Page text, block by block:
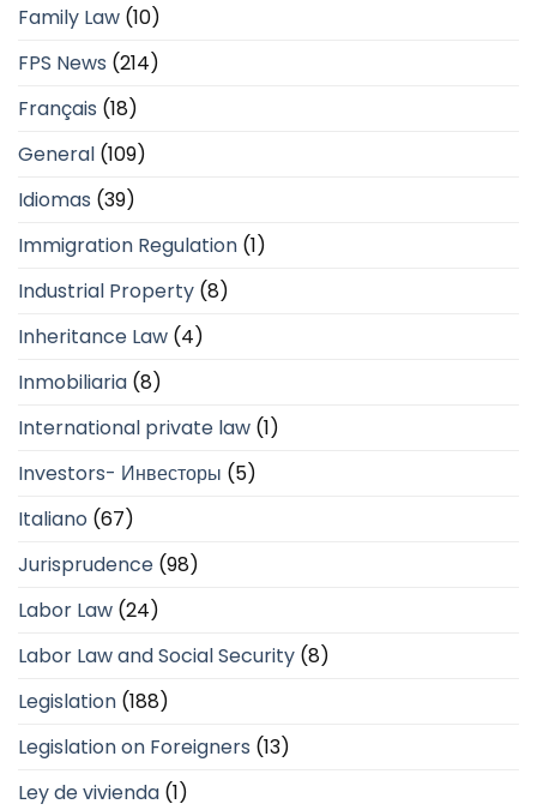
Family Law (10)
FPS News (214)
Français (18)
General (109)
Idiomas (39)
Immigration Regulation (1)
Industrial Property (8)
Inheritance Law (4)
Inmobiliaria (8)
International private law (1)
Investors- Инвесторы (5)
Italiano (67)
Jurisprudence (98)
Labor Law (24)
Labor Law and Social Security (8)
Legislation (188)
Legislation on Foreigners (13)
Ley de vivienda (1)